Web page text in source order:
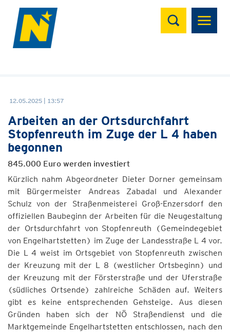
Suchen
12.05.2025 | 13:57
Arbeiten an der Ortsdurchfahrt
Stopfenreuth im Zuge der L 4 haben
begonnen
845.000 Euro werden investiert
Kürzlich nahm Abgeordneter Dieter Dorner gemeinsam
mit Bürgermeister Andreas Zabadal und Alexander
Schulz von der Straßenmeisterei Groß-Enzersdorf den
offiziellen Baubeginn der Arbeiten für die Neugestaltung
der Ortsdurchfahrt von Stopfenreuth (Gemeindegebiet
von Engelhartstetten) im Zuge der Landesstraße L 4 vor.
Die L 4 weist im Ortsgebiet von Stopfenreuth zwischen
der Kreuzung mit der L 8 (westlicher Ortsbeginn) und
der Kreuzung mit der Försterstraße und der Uferstraße
(südliches Ortsende) zahlreiche Schäden auf. Weiters
gibt es keine entsprechenden Gehsteige. Aus diesen
Gründen haben sich der NÖ Straßendienst und die
Marktgemeinde Engelhartstetten entschlossen, nach den